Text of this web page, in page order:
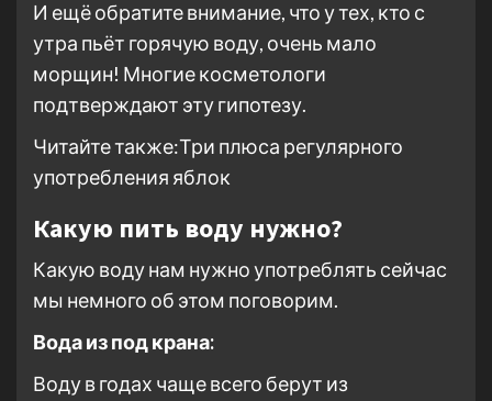
И ещё обратите внимание, что у тех, кто с
утра пьёт горячую воду, очень мало
морщин! Многие косметологи
подтверждают эту гипотезу.
Читайте также:Три плюса регулярного
употребления яблок
Какую пить воду нужно?
Какую воду нам нужно употреблять сейчас
мы немного об этом поговорим.
Вода из под крана:
Воду в годах чаще всего берут из